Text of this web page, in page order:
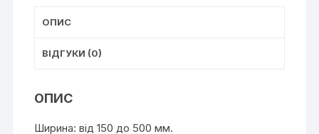
ОПИС
ВІДГУКИ (0)
ОПИС
Ширина: від 150 до 500 мм.